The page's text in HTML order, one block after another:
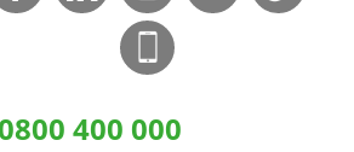
0800 400 000